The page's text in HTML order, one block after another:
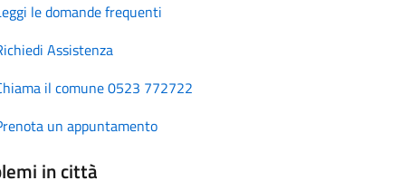
le domande frequenti
Assistenza
il comune 0523 772722
un appuntamento
in città